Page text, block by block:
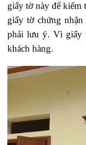
giấy tờ này để kiểm
giấy tờ chứng
phải lưu ý. Vì giấy
khách hàng.